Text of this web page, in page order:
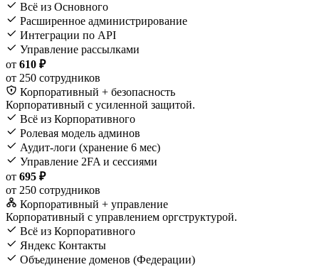
Всё из Основного
Расширенное администрирование
Интеграции по API
Управление рассылками
от 610 ₽
от 250 сотрудников
Корпоративный + безопасность
Корпоративный с усиленной защитой.
Всё из Корпоративного
Ролевая модель админов
Аудит-логи (хранение 6 мес)
Управление 2FA и сессиями
от 695 ₽
от 250 сотрудников
Корпоративный + управление
Корпоративный с управлением оргструктурой.
Всё из Корпоративного
Яндекс Контакты
Объединение доменов (Федерации)